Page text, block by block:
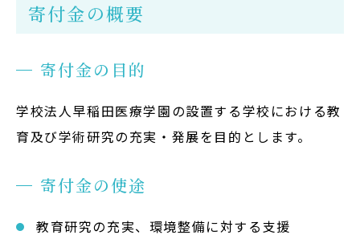
お知らせ
プライバシーポリシー
教員等採用情報
UHASウォッチ
寄付金の概要
寄付金の目的
学校法人早稲田医療学園の設置する学校における教
育及び学術研究の充実・発展を目的とします。
寄付金の使途
教育研究の充実、環境整備に対する支援